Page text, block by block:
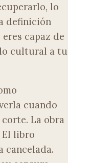
lo
definición
capaz de
cultural a tu
cuando
La obra
El libro
cancelada.